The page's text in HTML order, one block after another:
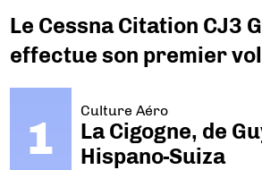
Le Cessna Citation CJ3
effectue son premier vol
Culture Aéro
La Cigogne, de
Hispano-Suiza